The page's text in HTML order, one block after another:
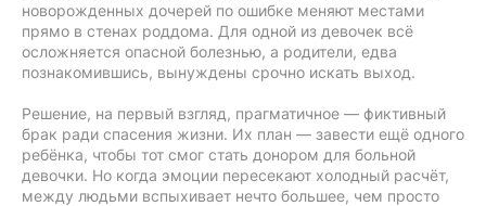
новорожденных дочерей по ошибке меняют местами
прямо в стенах роддома. Для одной из девочек всё
осложняется опасной болезнью, а родители, едва
познакомившись, вынуждены срочно искать выход.
Решение, на первый взгляд, прагматичное — фиктивный
брак ради спасения жизни. Их план — завести ещё одного
ребёнка, чтобы тот смог стать донором для больной
девочки. Но когда эмоции пересекают холодный расчёт,
между людьми вспыхивает нечто большее, чем просто